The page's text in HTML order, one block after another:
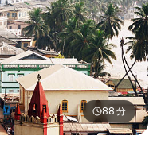
88 分